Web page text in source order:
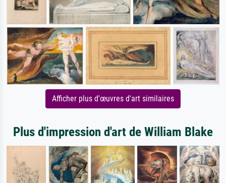
Afficher plus d'œuvres d'art similaires
Plus d'impression d'art de William Blake